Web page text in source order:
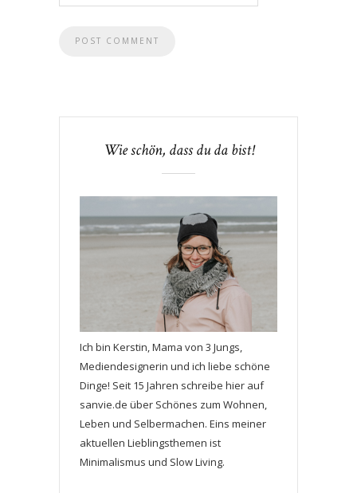
Wie schön, dass du da bist!
Ich bin Kerstin, Mama von 3 Jungs,
Mediendesignerin und ich liebe schöne
Dinge! Seit 15 Jahren schreibe hier auf
sanvie.de über Schönes zum Wohnen,
Leben und Selbermachen. Eins meiner
aktuellen Lieblingsthemen ist
Minimalismus und Slow Living.